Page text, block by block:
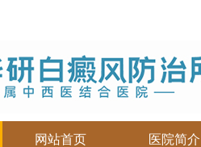
网站首页 医院简介